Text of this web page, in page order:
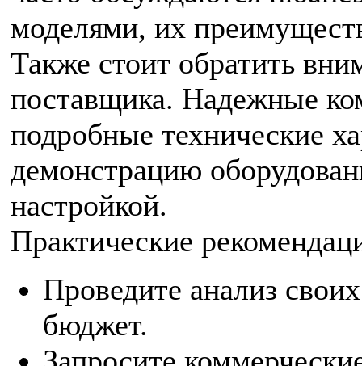
моделями, их
Также стоит обратить
поставщика. Надежные
подробные технические
демонстрацию
настройкой.
Практические
Проведите анализ
бюджет.